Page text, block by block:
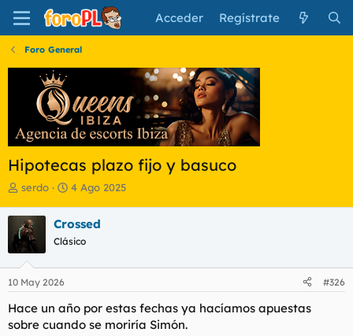
Acceder Regístrate
Foro General
Hipotecas plazo fijo y basuco
I
i
c
i
a
d
o
d
e
serdo
F
h
a
e
i
c
4 Ago 2025
Crossed
Clásico
10 May 2026 #326
Hace un año por estas fechas ya hacíamos apuestas
sobre cuando se moriría Simón.